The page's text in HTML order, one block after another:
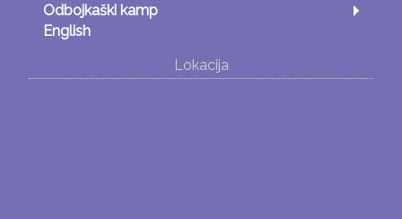
Odbojkaški kamp
English
Lokacija